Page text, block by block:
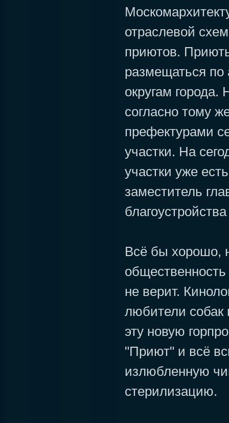
отраслевой
приютов.
размещаться
округам
согласно тому
префектурами
участки. На
участки уже
заместитель
Всё бы хорошо,
не верит.
любители собак
эту новую
"Приют" и всё
излюбленную
стерилизацию.